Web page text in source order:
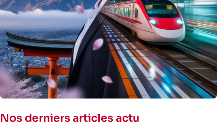
Nos derniers articles actu